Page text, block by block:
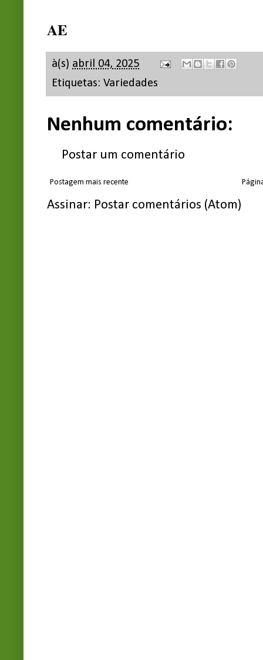
AE
à(s) abril 04, 2025
Etiquetas: Variedades
Nenhum comentário:
Postar um comentário
Postagem mais recente
Assinar: Postar comentários (Atom)